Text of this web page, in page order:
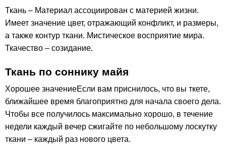
Ткань – Материал ассоциирован с материей жизни.
Имеет значение цвет, отражающий конфликт, и размеры,
а также контур ткани. Мистическое восприятие мира.
Ткачество – созидание.
Ткань по соннику майя
Хорошее значениеЕсли вам приснилось, что вы ткете,
ближайшее время благоприятно для начала своего дела.
Чтобы все получилось максимально хорошо, в течение
недели каждый вечер сжигайте по небольшому лоскутку
ткани – каждый раз нового цвета.